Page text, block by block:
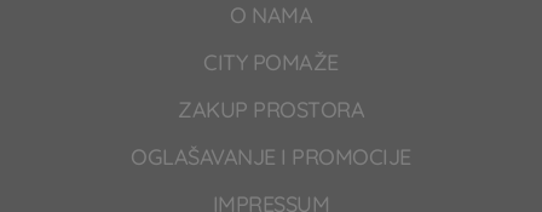
O NAMA
CITY POMAŽE
ZAKUP PROSTORA
OGLAŠAVANJE I PROMOCIJE
IMPRESSUM